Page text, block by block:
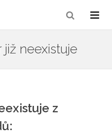
již neexistuje
z